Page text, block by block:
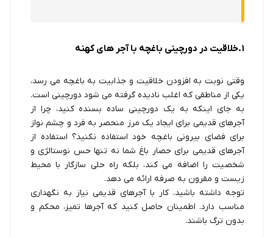
1.خلاقیت در دورچینی باغچه با آجر های کهنه
وقتی نوبت به افزودن خلاقیت و جذابیت به باغچه می رسد،
یکی از مناطقی که اغلب نادیده گرفته می شود دورچینی است.
به جای اینکه به یک دورچینی ساده بسنده کنید، چرا از
آجرهای قدیمی برای ایجاد یک مرز منحصر به فرد و چشم نواز
برای فضای بیرونی باغچه خود استفاده نکنید؟ استفاده از
آجرهای قدیمی برای حصار باغ شما نه تنها حس نوستالژی و
شخصیت را اضافه می کند، بلکه راه حلی سازگار با محیط
زیست و مقرون به صرفه ارائه می دهد.
توجه داشته باشید، کار با آجرهای قدیمی نیاز به نگهداری
مناسب دارد. اطمینان حاصل کنید که آجرها تمیز، محکم و
بدون ترگ باشند.